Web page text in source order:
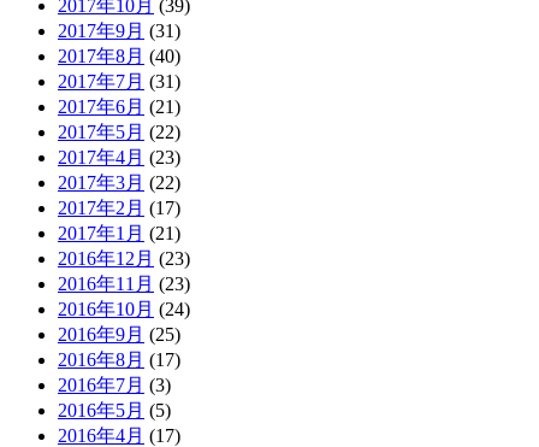
2017年10月 (39)
2017年9月 (31)
2017年8月 (40)
2017年7月 (31)
2017年6月 (21)
2017年5月 (22)
2017年4月 (23)
2017年3月 (22)
2017年2月 (17)
2017年1月 (21)
2016年12月 (23)
2016年11月 (23)
2016年10月 (24)
2016年9月 (25)
2016年8月 (17)
2016年7月 (3)
2016年5月 (5)
2016年4月 (17)